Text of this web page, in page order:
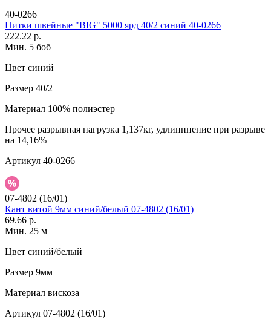
40-0266
Нитки швейные "BIG" 5000 ярд 40/2 синий 40-0266
222.22 р.
Мин. 5 боб
Цвет синий
Размер 40/2
Материал 100% полиэстер
Прочее разрывная нагрузка 1,137кг, удлинннение при разрыве
на 14,16%
Артикул 40-0266
07-4802 (16/01)
Кант витой 9мм синий/белый 07-4802 (16/01)
69.66 р.
Мин. 25 м
Цвет синий/белый
Размер 9мм
Материал вискоза
Артикул 07-4802 (16/01)